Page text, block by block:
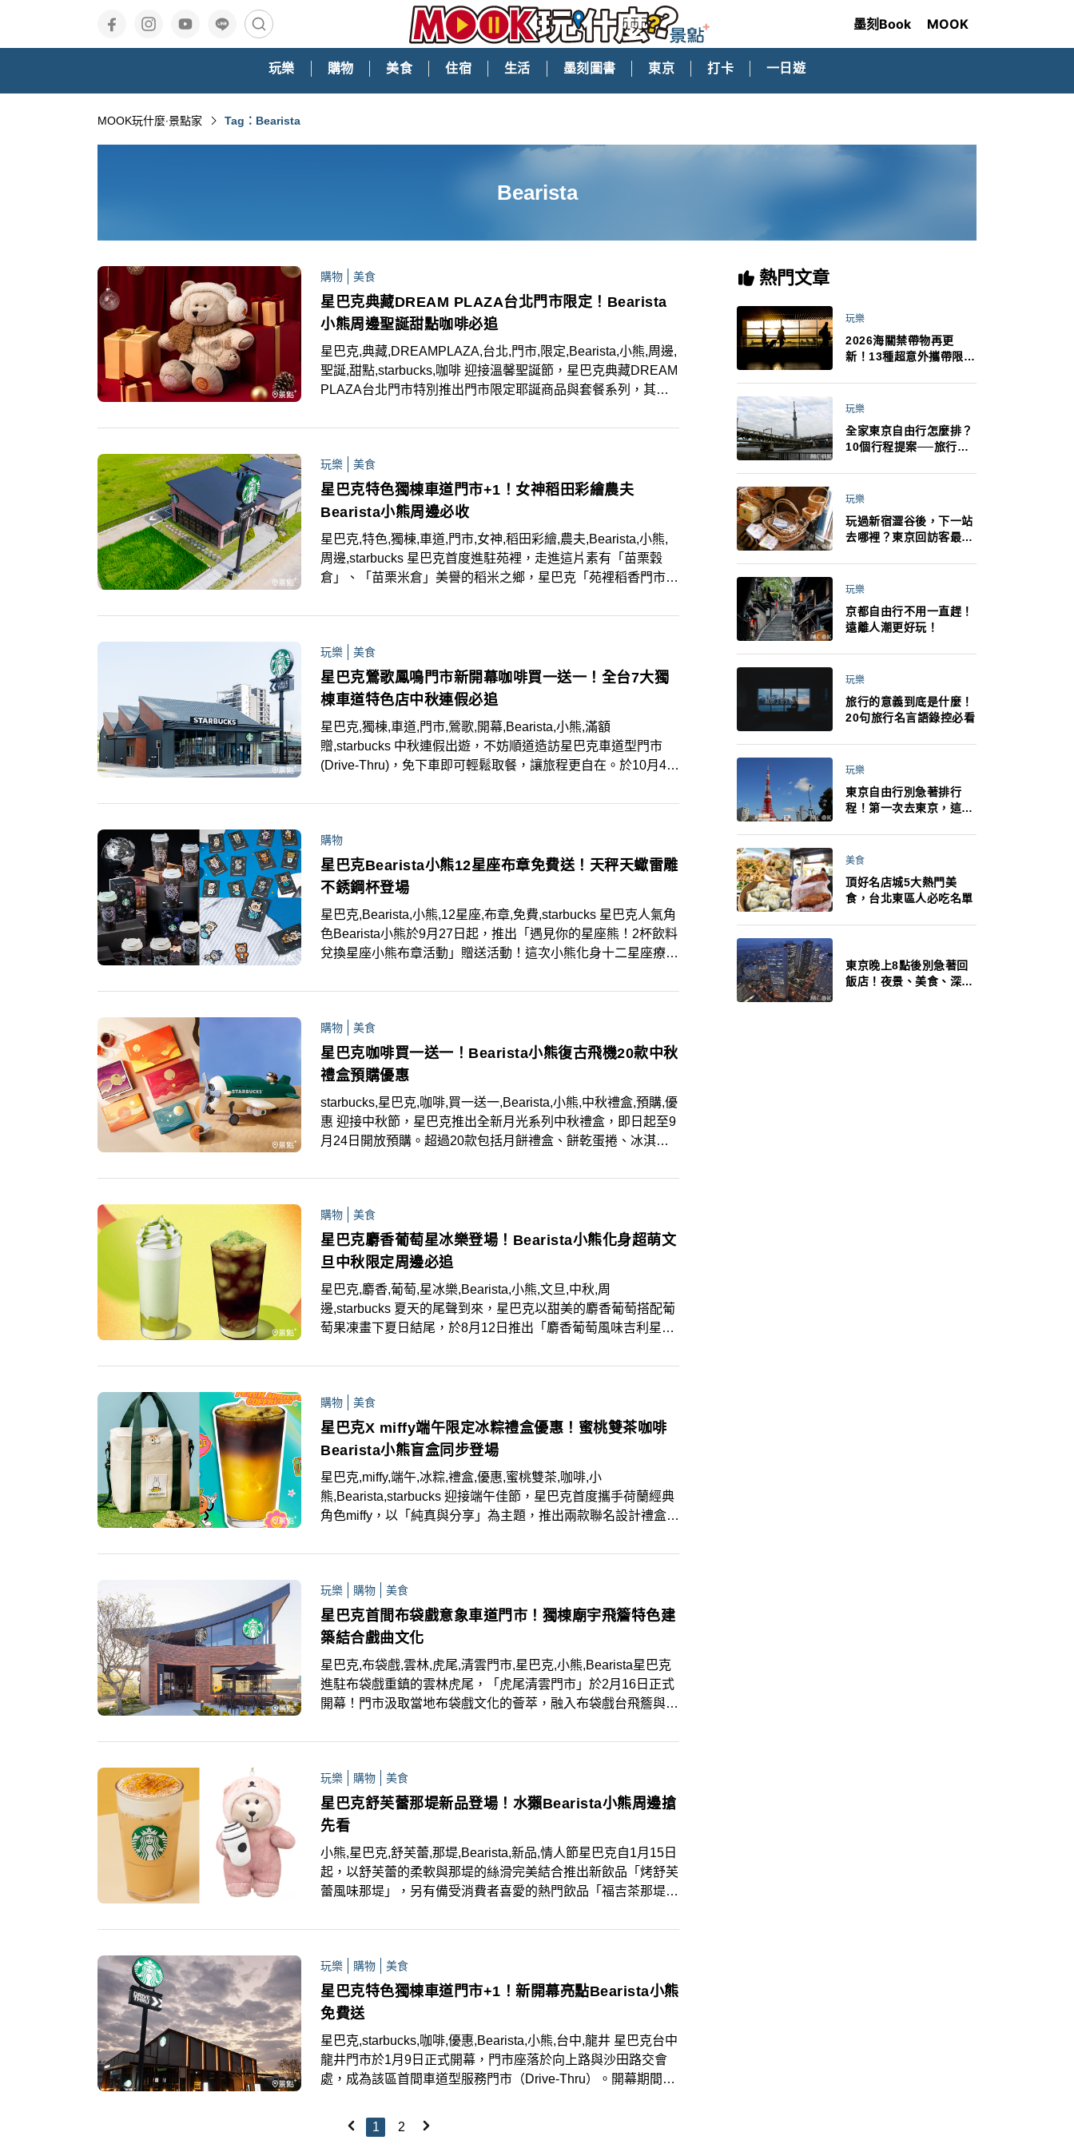
墨刻Book MOOK
玩樂 購物 美食 住宿 生活 墨刻圖書 東京 打卡 一日遊
MOOK玩什麼‧景點家 Tag：Bearista
Bearista
購物 美食
星巴克典藏DREAM PLAZA台北門市限定！Bearista
小熊周邊聖誕甜點咖啡必追
星巴克,典藏,DREAMPLAZA,台北,門市,限定,Bearista,小熊,周邊,
聖誕,甜點,starbucks,咖啡 迎接溫馨聖誕節，星巴克典藏DREAM
PLAZA台北門市特別推出門市限定耶誕商品與套餐系列，其中
品、甜點，為冬日增添暖暖的幸福感。
玩樂 美食
星巴克特色獨棟車道門市+1！女神稻田彩繪農夫
Bearista小熊周邊必收
星巴克,特色,獨棟,車道,門市,女神,稻田彩繪,農夫,Bearista,小熊,
周邊,starbucks 星巴克首度進駐苑裡，走進這片素有「苗栗穀
倉」、「苗栗米倉」美譽的稻米之鄉，星巴克「苑裡稻香門市」
服務，不僅為在地生活注入全新咖啡風貌，也帶來更便利、愜意
巴克Logo巧妙化為「稻田彩繪」，營造「與自然共處」的慢活
咖啡氛圍。
玩樂 美食
星巴克鶯歌鳳鳴門市新開幕咖啡買一送一！全台7大獨
棟車道特色店中秋連假必追
星巴克,獨棟,車道,門市,鶯歌,開幕,Bearista,小熊,滿額
贈,starbucks 中秋連假出遊，不妨順道造訪星巴克車道型門市
(Drive-Thru)，免下車即可輕鬆取餐，讓旅程更自在。於10月4日
是繼「鶯歌門市」後第二間星巴克。外觀設計以「鶯歌展翅」為
打造一個融合藝術與咖啡香的休憩之所。
購物
星巴克Bearista小熊12星座布章免費送！天秤天蠍雷雕
不銹鋼杯登場
星巴克,Bearista,小熊,12星座,布章,免費,starbucks 星巴克人氣角
色Bearista小熊於9月27日起，推出「遇見你的星座熊！2杯飲料
兌換星座小熊布章活動」贈送活動！這次小熊化身十二星座療癒
市單筆交易以原價點購任兩杯大杯以上全品項飲料，即可獲得小
購物 美食
星巴克咖啡買一送一！Bearista小熊復古飛機20款中秋
禮盒預購優惠
starbucks,星巴克,咖啡,買一送一,Bearista,小熊,中秋禮盒,預購,優
惠 迎接中秋節，星巴克推出全新月光系列中秋禮盒，即日起至9
月24日開放預購。超過20款包括月餅禮盒、餅乾蛋捲、冰淇淋
獲得好友分享買一送一券且享有A店訂B店取貨服務。星禮程會
月11日至9月24日結帳享9折優惠！
購物 美食
星巴克麝香葡萄星冰樂登場！Bearista小熊化身超萌文
旦中秋限定周邊必追
星巴克,麝香,葡萄,星冰樂,Bearista,小熊,文旦,中秋,周
邊,starbucks 夏天的尾聲到來，星巴克以甜美的麝香葡萄搭配葡
萄果凍畫下夏日結尾，於8月12日推出「麝香葡萄風味吉利星冰
超人氣Bearista熊夥伴這次化身中秋應景「柚香星意熊寶寶」和
購物 美食
星巴克X miffy端午限定冰粽禮盒優惠！蜜桃雙茶咖啡
Bearista小熊盲盒同步登場
星巴克,miffy,端午,冰粽,禮盒,優惠,蜜桃雙茶,咖啡,小
熊,Bearista,starbucks 迎接端午佳節，星巴克首度攜手荷蘭經典
角色miffy，以「純真與分享」為主題，推出兩款聯名設計禮盒，
前預購還可享有專屬優惠折扣！同步登場的還有夏季限定飲品
一抹清新。
玩樂 購物 美食
星巴克首間布袋戲意象車道門市！獨棟廟宇飛簷特色建
築結合戲曲文化
星巴克,布袋戲,雲林,虎尾,清雲門市,星巴克,小熊,Bearista星巴克
進駐布袋戲重鎮的雲林虎尾，「虎尾清雲門市」於2月16日正式
開幕！門市汲取當地布袋戲文化的薈萃，融入布袋戲台飛簷與框
滿額還可獲得星巴克Bearista小熊臨時停車號碼牌、輕量晴雨傘
玩樂 購物 美食
星巴克舒芙蕾那堤新品登場！水獺Bearista小熊周邊搶
先看
小熊,星巴克,舒芙蕾,那堤,Bearista,新品,情人節星巴克自1月15日
起，以舒芙蕾的柔軟與那堤的絲滑完美結合推出新飲品「烤舒芙
蕾風味那堤」，另有備受消費者喜愛的熱門飲品「福吉茶那堤」
寶，為粉絲們帶來滿滿療癒感。
玩樂 購物 美食
星巴克特色獨棟車道門市+1！新開幕亮點Bearista小熊
免費送
星巴克,starbucks,咖啡,優惠,Bearista,小熊,台中,龍井 星巴克台中
龍井門市於1月9日正式開幕，門市座落於向上路與沙田路交會
處，成為該區首間車道型服務門市（Drive-Thru）。開幕期間祭
車號碼牌或隨身保暖毯，星巴克粉絲們千萬別錯過！
1 2
熱門文章
玩樂
2026海關禁帶物再更
新！13種超意外攜帶限
最高還罰百萬！注意事項
玩樂
全家東京自由行怎麼排？
10個行程提案──旅行不
法！
玩樂
玩過新宿澀谷後，下一站
去哪裡？東京回訪客最推
玩樂
京都自由行不用一直趕！
遠離人潮更好玩！
玩樂
旅行的意義到底是什麼！
20句旅行名言語錄控必看
玩樂
東京自由行別急著排行
程！第一次去東京，這10
美食
頂好名店城5大熱門美
食，台北東區人必吃名單
東京晚上8點後別急著回
飯店！夜景、美食、深夜